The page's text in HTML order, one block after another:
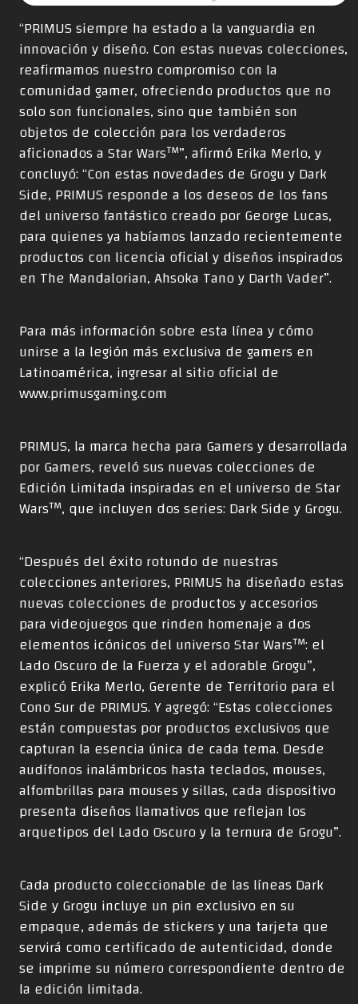
“PRIMUS siempre ha estado a la vanguardia en
innovación y diseño. Con estas nuevas colecciones,
reafirmamos nuestro compromiso con la
comunidad gamer, ofreciendo productos que no
solo son funcionales, sino que también son
objetos de colección para los verdaderos
aficionados a Star Wars™”, afirmó Erika Merlo, y
concluyó: “Con estas novedades de Grogu y Dark
Side, PRIMUS responde a los deseos de los fans
del universo fantástico creado por George Lucas,
para quienes ya habíamos lanzado recientemente
productos con licencia oficial y diseños inspirados
en The Mandalorian, Ahsoka Tano y Darth Vader”.
Para más información sobre esta línea y cómo
unirse a la legión más exclusiva de gamers en
Latinoamérica, ingresar al sitio oficial de
www.primusgaming.com
PRIMUS, la marca hecha para Gamers y desarrollada
por Gamers, reveló sus nuevas colecciones de
Edición Limitada inspiradas en el universo de Star
Wars™, que incluyen dos series: Dark Side y Grogu.
“Después del éxito rotundo de nuestras
colecciones anteriores, PRIMUS ha diseñado estas
nuevas colecciones de productos y accesorios
para videojuegos que rinden homenaje a dos
elementos icónicos del universo Star Wars™: el
Lado Oscuro de la Fuerza y el adorable Grogu”,
explicó Erika Merlo, Gerente de Territorio para el
Cono Sur de PRIMUS. Y agregó: “Estas colecciones
están compuestas por productos exclusivos que
capturan la esencia única de cada tema. Desde
audífonos inalámbricos hasta teclados, mouses,
alfombrillas para mouses y sillas, cada dispositivo
presenta diseños llamativos que reflejan los
arquetipos del Lado Oscuro y la ternura de Grogu”.
Cada producto coleccionable de las líneas Dark
Side y Grogu incluye un pin exclusivo en su
empaque, además de stickers y una tarjeta que
servirá como certificado de autenticidad, donde
se imprime su número correspondiente dentro de
la edición limitada.